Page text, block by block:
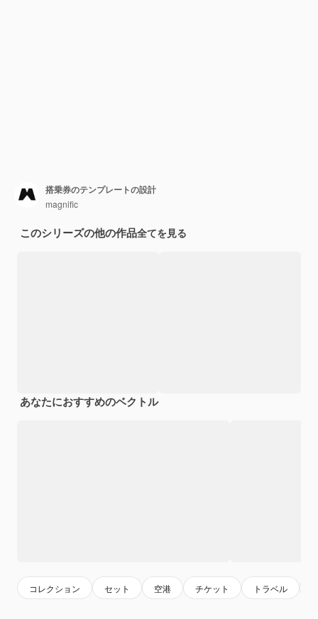
搭乗券のテンプレートの設計
magnific
このシリーズの他の作品全てを見る
あなたにおすすめのベクトル
コレクション セット 空港 チケット トラベル